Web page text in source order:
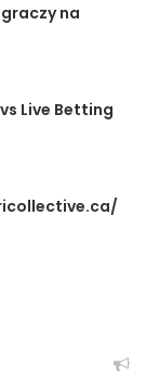
na
Live Betting